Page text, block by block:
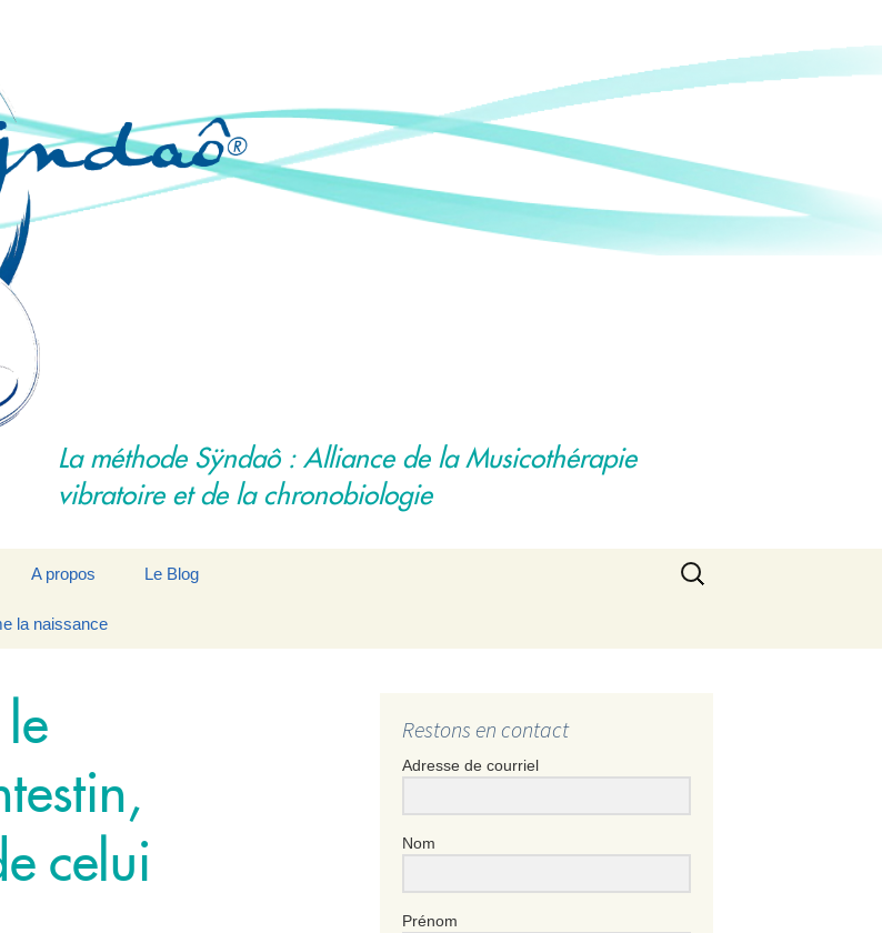
La méthode Sÿndaô : Alliance de la Musicothérapie
vibratoire et de la chronobiologie
par
A propos
Contact
Le Blog
la naissance
Rechercher :
celui
Restons en contact
Adresse de courriel
Nom
Prénom